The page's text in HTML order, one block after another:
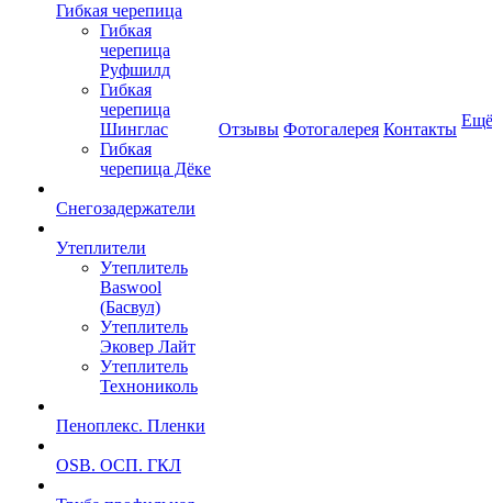
Гибкая черепица
Гибкая
черепица
Руфшилд
Гибкая
черепица
Шинглас
Гибкая
черепица Дёке
Снегозадержатели
Утеплители
Утеплитель
Baswool
(Басвул)
Утеплитель
Эковер Лайт
Утеплитель
Технониколь
Пеноплекс. Пленки
OSB. ОСП. ГКЛ
Отзывы Фотогалерея Контакты Ещё